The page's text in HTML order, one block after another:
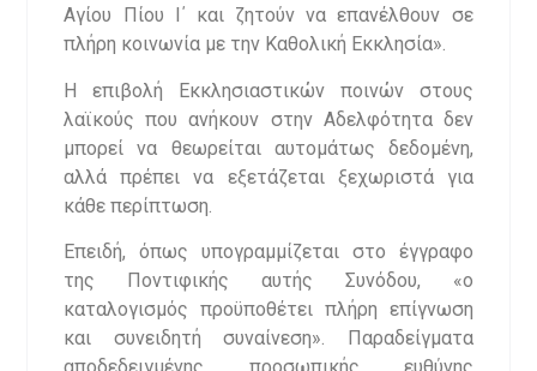
Αγίου Πίου Ι΄ και ζητούν να επανέλθουν σε
πλήρη κοινωνία με την Καθολική Εκκλησία».
Η επιβολή Εκκλησιαστικών ποινών στους
λαϊκούς που ανήκουν στην Αδελφότητα δεν
μπορεί να θεωρείται αυτομάτως δεδομένη,
αλλά πρέπει να εξετάζεται ξεχωριστά για
κάθε περίπτωση.
Επειδή, όπως υπογραμμίζεται στο έγγραφο
της Ποντιφικής αυτής Συνόδου, «ο
καταλογισμός προϋποθέτει πλήρη επίγνωση
και συνειδητή συναίνεση». Παραδείγματα